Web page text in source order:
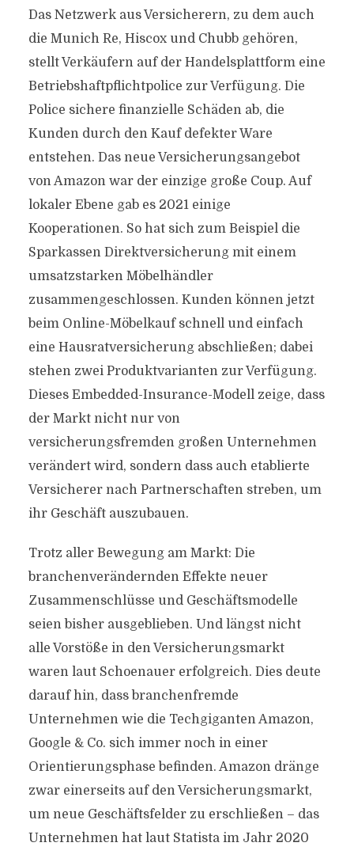
Das Netzwerk aus Versicherern, zu dem auch
die Munich Re, Hiscox und Chubb gehören,
stellt Verkäufern auf der Handelsplattform eine
Betriebshaftpflichtpolice zur Verfügung. Die
Police sichere finanzielle Schäden ab, die
Kunden durch den Kauf defekter Ware
entstehen. Das neue Versicherungsangebot
von Amazon war der einzige große Coup. Auf
lokaler Ebene gab es 2021 einige
Kooperationen. So hat sich zum Beispiel die
Sparkassen Direktversicherung mit einem
umsatzstarken Möbelhändler
zusammengeschlossen. Kunden können jetzt
beim Online-Möbelkauf schnell und einfach
eine Hausratversicherung abschließen; dabei
stehen zwei Produktvarianten zur Verfügung.
Dieses Embedded-Insurance-Modell zeige, dass
der Markt nicht nur von
versicherungsfremden großen Unternehmen
verändert wird, sondern dass auch etablierte
Versicherer nach Partnerschaften streben, um
ihr Geschäft auszubauen.
Trotz aller Bewegung am Markt: Die
branchenverändernden Effekte neuer
Zusammenschlüsse und Geschäftsmodelle
seien bisher ausgeblieben. Und längst nicht
alle Vorstöße in den Versicherungsmarkt
waren laut Schoenauer erfolgreich. Dies deute
darauf hin, dass branchenfremde
Unternehmen wie die Techgiganten Amazon,
Google & Co. sich immer noch in einer
Orientierungsphase befinden. Amazon dränge
zwar einerseits auf den Versicherungsmarkt,
um neue Geschäftsfelder zu erschließen – das
Unternehmen hat laut Statista im Jahr 2020